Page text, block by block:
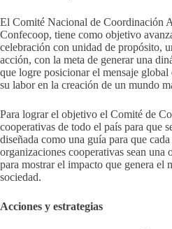
El Comité Nacional de Coordinación
Confecoop, tiene como objetivo
celebración con unidad de propósito,
acción, con la meta de generar una
que logre posicionar el mensaje global
su labor en la creación de un mundo
Para lograr el objetivo el Comité de
cooperativas de todo el país para que
diseñada como una guía para que
organizaciones cooperativas sean
para mostrar el impacto que genera el
sociedad.
Acciones y estrategias